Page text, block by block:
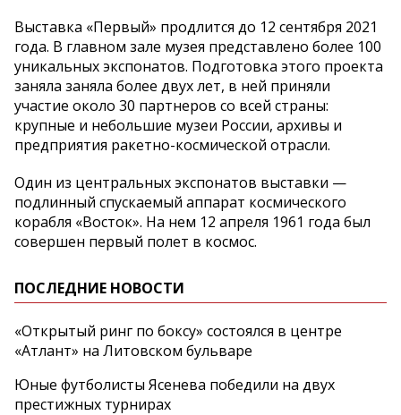
Выставка «Первый» продлится до 12 сентября 2021
года. В главном зале музея представлено более 100
уникальных экспонатов. Подготовка этого проекта
заняла заняла более двух лет, в ней приняли
участие около 30 партнеров со всей страны:
крупные и небольшие музеи России, архивы и
предприятия ракетно-космической отрасли.
Один из центральных экспонатов выставки —
подлинный спускаемый аппарат космического
корабля «Восток». На нем 12 апреля 1961 года был
совершен первый полет в космос.
ПОСЛЕДНИЕ НОВОСТИ
«Открытый ринг по боксу» состоялся в центре
«Атлант» на Литовском бульваре
Юные футболисты Ясенева победили на двух
престижных турнирах